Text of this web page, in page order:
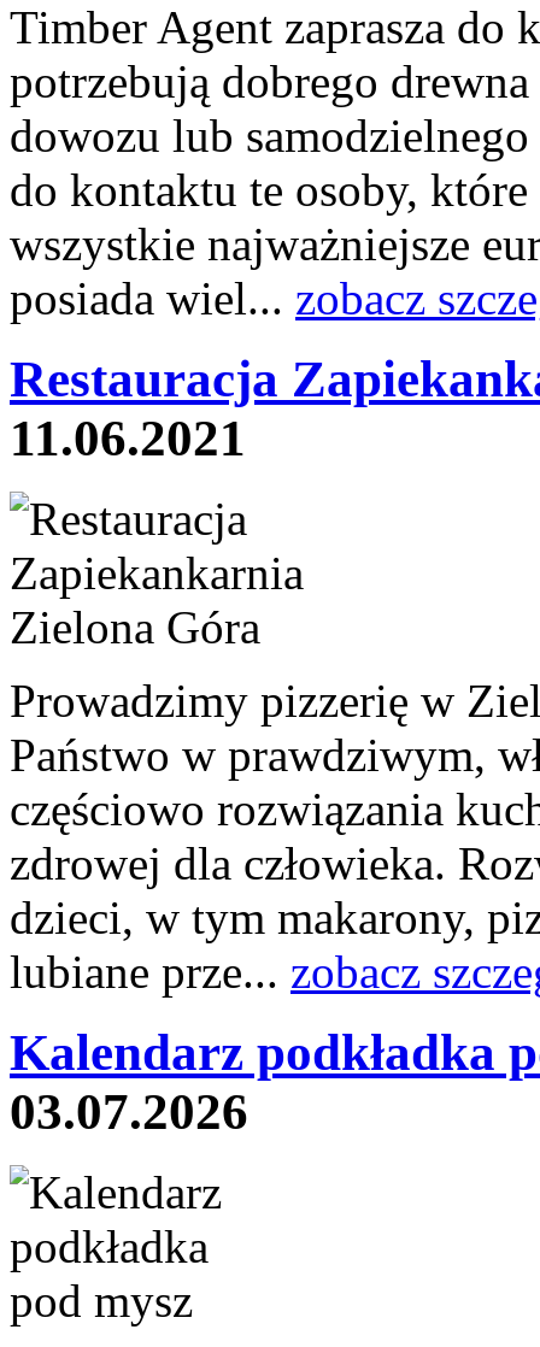
Timber Agent zaprasza do
potrzebują dobrego
dowozu lub
do kontaktu te osoby, które
wszystkie najważniejsze
posiada wiel... zobacz
Restauracja
11.06.2021
Prowadzimy pizzerię w
Państwo w prawdziwym,
częściowo rozwiązania
zdrowej dla człowieka.
dzieci, w tym makarony,
lubiane prze... zobacz
Kalendarz podkładka
03.07.2026